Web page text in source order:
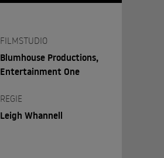
FILMSTUDIO
Blumhouse Productions,
Entertainment One
REGIE
Leigh Whannell